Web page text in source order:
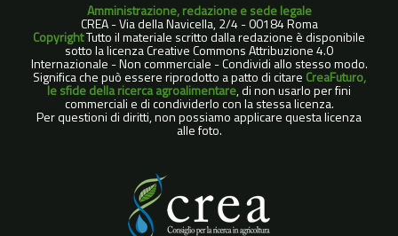
Amministrazione, redazione e sede legale
CREA - Via della Navicella, 2/4 - 00184 Roma
CopyrightTutto il materiale scritto dalla redazione è disponibile
sotto la licenza Creative Commons Attribuzione 4.0
Internazionale - Non commerciale - Condividi allo stesso modo.
Significa che può essere riprodotto a patto di citare CreaFuturo,
le sfide della ricerca agroalimentare, di non usarlo per fini
commerciali e di condividerlo con la stessa licenza.
Per questioni di diritti, non possiamo applicare questa licenza
alle foto.